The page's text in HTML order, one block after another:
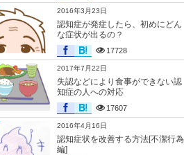
2016年3月23日
認知症が発症したら、初めにどん
な症状が出るの？
17728
2017年7月22日
失認などにより食事ができない認
知症の人への対応
17607
2016年4月16日
認知症状を改善する方法[不潔行為
編]